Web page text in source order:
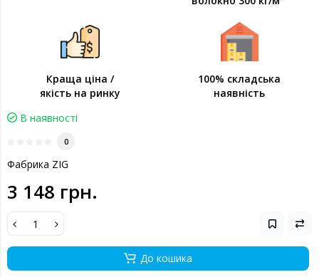
Краща ціна /
якість на ринку
100% складська
наявність
В наявності
0
Фабрика ZIG
3 148 грн.
До кошика